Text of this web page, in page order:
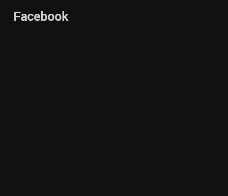
Facebook